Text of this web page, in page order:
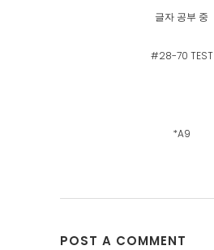
글자 공부 중
#28-70 TEST
*A9
POST A COMMENT